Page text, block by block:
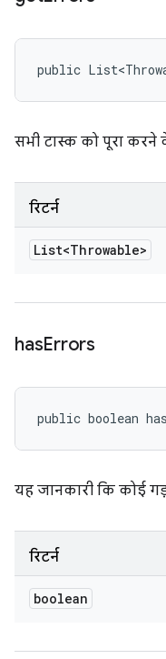
public
सभी टास्क को पूरा करने
रिटर्न
List<Throwable>
hasErrors
public boolean
यह जानकारी कि कोई
रिटर्न
boolean